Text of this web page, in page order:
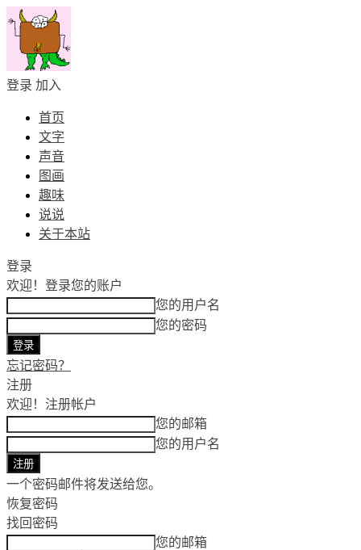
登录 加入
首页
文字
声音
图画
趣味
说说
关于本站
登录
欢迎！ 登录您的账户
您的用户名
您的密码
忘记密码？
注册
欢迎！ 注册帐户
您的邮箱
您的用户名
一个密码邮件将发送给您。
恢复密码
找回密码
您的邮箱